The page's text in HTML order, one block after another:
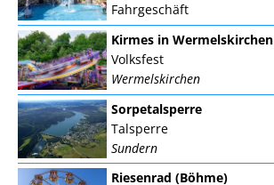
Fahrgeschäft
Kirmes in Wermelskirchen
Volksfest
Wermelskirchen
Sorpetalsperre
Talsperre
Sundern
Riesenrad (Böhme)